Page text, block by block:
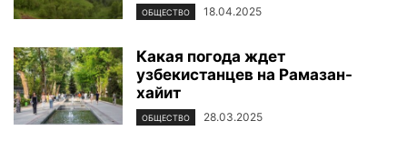
ОБЩЕСТВО 18.04.2025
Какая погода ждет
узбекистанцев на Рамазан-
хайит
ОБЩЕСТВО 28.03.2025